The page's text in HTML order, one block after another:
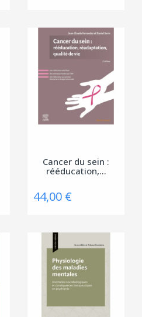
Cancer du sein :
rééducation,...
44,00 €